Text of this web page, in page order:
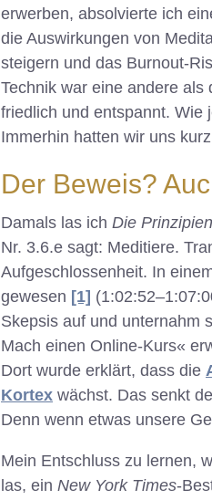
erwerben, absolvierte ich
die Auswirkungen von
steigern und das Burnout-
Technik war eine andere
friedlich und entspannt. Wie
Immerhin hatten wir uns
Der Beweis?
Damals las ich Die
Nr. 3.6.e sagt: Meditiere.
Aufgeschlossenheit. In
gewesen [1]
Skepsis auf und unternahm
Mach einen Online-Kurs«
Dort wurde erklärt, dass die
Kortex wächst. Das senkt
Denn wenn etwas unsere
Mein Entschluss zu lernen,
las, ein New York Times-